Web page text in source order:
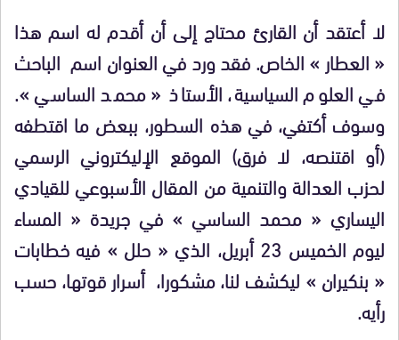
لا أعتقد أن القارئ محتاج إلى أن أقدم له اسم هذا
« العطار » الخاص. فقد ورد في العنوان اسم الباحث
في العلوم السياسية، الأستاذ « محمد الساسي ».
وسوف أكتفي، في هذه السطور، ببعض ما اقتطفه
(أو اقتنصه، لا فرق) الموقع الإليكتروني الرسمي
لحزب العدالة والتنمية من المقال الأسبوعي للقيادي
اليساري « محمد الساسي » في جريدة « المساء
ليوم الخميس 23 أبريل، الذي « حلل » فيه خطابات
« بنكيران » ليكشف لنا، مشكورا، أسرار قوتها، حسب
رأيه.